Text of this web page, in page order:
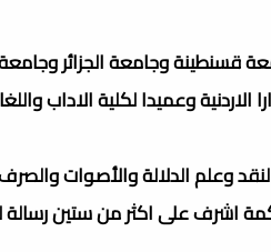
قسنطينة وجامعة الجزائر
وعميدا لكلية الاداب
وعلم الدلالة والأصوات
اشرف على اكثر من ستين رسالة